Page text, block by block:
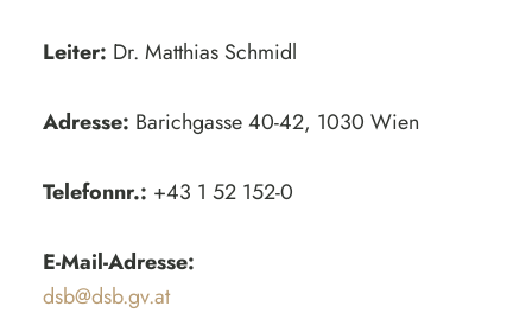
Leiter: Dr. Matthias Schmidl
Adresse: Barichgasse 40-42, 1030 Wien
Telefonnr.: +43 1 52 152-0
E-Mail-Adresse:
dsb@dsb.gv.at